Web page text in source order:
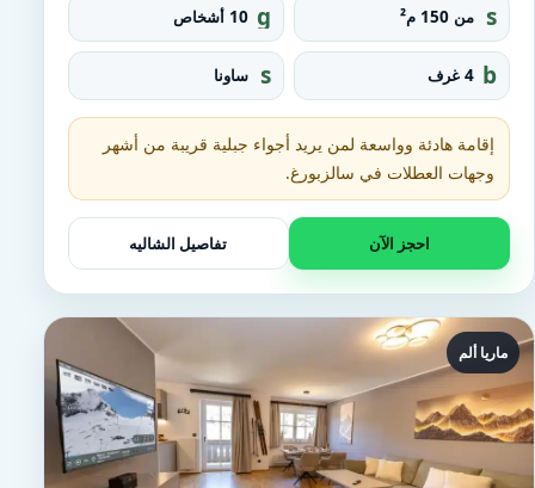
s
q
u
a
r
e_
fo
o
t
من 150 م² g
r
o
u
p
10 أشخاص
b
e
d
4 غرف s
a
u
n
ساونا
إقامة هادئة وواسعة لمن يريد أجواء جبلية قريبة من أشهر
وجهات العطلات في سالزبورغ.
احجز الآن تفاصيل الشاليه
ماريا ألم